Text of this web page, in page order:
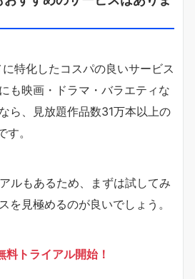
特化したコスパの良いサービス
も映画・ドラマ・バラエティな
ら、見放題作品数31万本以上の
。
ルもあるため、まずは試してみ
を見極めるのが良いでしょう。
料トライアル開始！